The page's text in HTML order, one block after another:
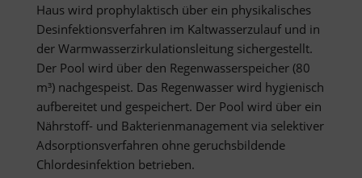
Haus wird prophylaktisch über ein physikalisches
Desinfektionsverfahren im Kaltwasserzulauf und in
der Warmwasserzirkulationsleitung sichergestellt.
Der Pool wird über den Regenwasserspeicher (80
m³) nachgespeist. Das Regenwasser wird hygienisch
aufbereitet und gespeichert. Der Pool wird über ein
Nährstoff- und Bakterienmanagement via selektiver
Adsorptionsverfahren ohne geruchsbildende
Chlordesinfektion betrieben.